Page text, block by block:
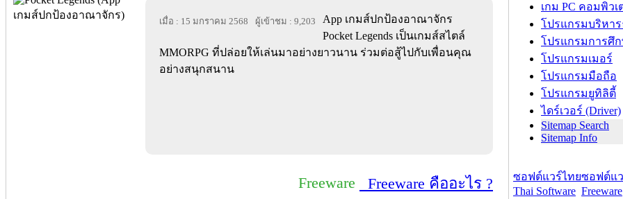
เมื่อ : 15 มกราคม 2568 ผู้เข้าชม : 9,203
App เกมส์ปกป้องอาณาจักร
Pocket Legends เป็นเกมส์สไตล์
MMORPG ที่ปล่อยให้เล่นมาอย่างยาวนาน ร่วมต่อสู้ไปกับเพื่อนคุณ
อย่างสนุกสนาน
Freeware Freeware คืออะไร ?
เกม PC คอมพิวเ
โปรแกรมบริหา
โปรแกรมการศึ
โปรแกรมเมอร์
โปรแกรมมือถือ
โปรแกรมยูทิลิตี้
ไดร์เวอร์ (Driver)
Sitemap Search
Sitemap Info
ซอฟต์แวร์ไทย
Thai Software
ซอฟต์แ
Freeware